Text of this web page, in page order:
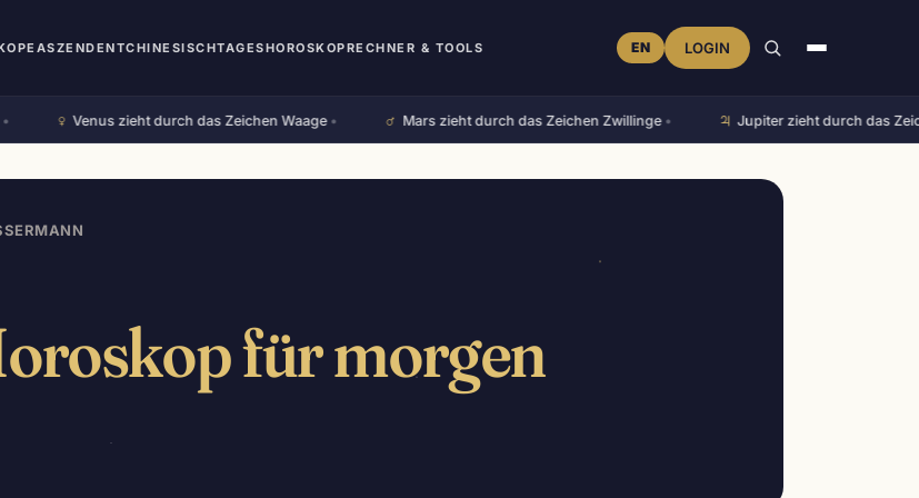
ASZENDENTCHINESISCHTAGESHOROSKOPRECHNER & TOOLS EN LOGIN
Venus zieht durch das Zeichen Waage• Mars zieht durch das Zeichen Zwillinge• Jupiter zieht durch das
für morgen